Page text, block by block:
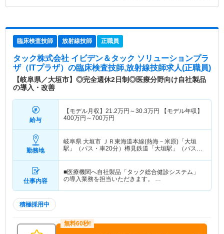
臨床検査技師 放射線技師 正職員
タック株式会社 イビデン＆タック ソリューションプラ
ザ（ITプラザ） の臨床検査技師,放射線技師求人(正職員)
【岐阜県／大垣市】◎完全週休2日制◎医療分野向け自社製品
の導入・改善
給与
【モデル月収】 21.2万円～30.3万円
【モデル年収】
400万円～700万円
勤務地
岐阜県 大垣市 ＪＲ東海道本線(熱海－米原)「大垣
駅」（バス・車20分）樽見鉄道「大垣駅」（バス・
仕事内容
■医療機関へ自社製品「タック総合健診システム」
の導入業務を担当いただきます。 …
積極採用中